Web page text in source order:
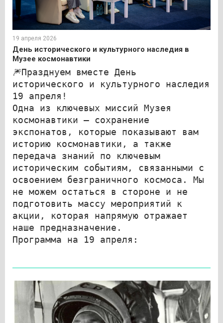
19 апреля 2026
День исторического и культурного наследия в
Музее космонавтики
🎆Празднуем вместе День
исторического и культурного наследия
19 апреля!
Одна из ключевых миссий Музея
космонавтики – сохранение
экспонатов, которые показывают вам
историю космонавтики, а также
передача знаний по ключевым
историческим событиям, связанными с
освоением безграничного космоса. Мы
не можем остаться в стороне и не
подготовить массу мероприятий к
акции, которая напрямую отражает
наше предназначение.
Программа на 19 апреля: